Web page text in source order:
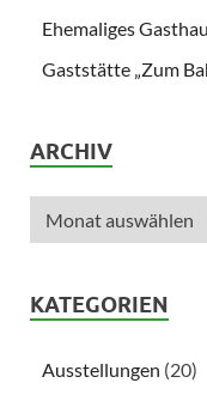
Ehemaliges
Gaststätte „Zum
ARCHIV
KATEGORIEN
Ausstellungen (20)